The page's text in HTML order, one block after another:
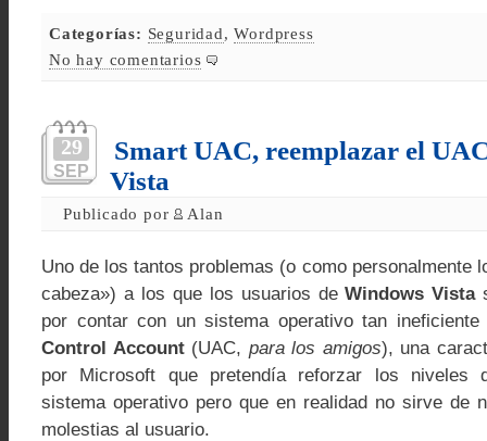
Categorías: Seguridad,Wordpress
No hay comentarios
29
SEP
Smart UAC, reemplazar el
Vista
Publicado por Alan
Uno de los tantos problemas (o como personalmente
cabeza») a los que los usuarios deWindows Vista
por contar con un sistema operativo tan
Control Account(UAC, para los amigos), una
por Microsoft que pretendía reforzar los niveles
sistema operativo pero que en realidad no sirve de
molestias al usuario.